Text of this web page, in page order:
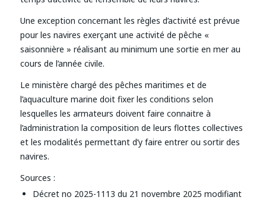
Une exception concernant les règles d’activité est prévue
pour les navires exerçant une activité de pêche «
saisonnière » réalisant au minimum une sortie en mer au
cours de l’année civile.
Le ministère chargé des pêches maritimes et de
l’aquaculture marine doit fixer les conditions selon
lesquelles les armateurs doivent faire connaitre à
l’administration la composition de leurs flottes collectives
et les modalités permettant d’y faire entrer ou sortir des
navires.
Sources :
Décret no 2025-1113 du 21 novembre 2025 modifiant